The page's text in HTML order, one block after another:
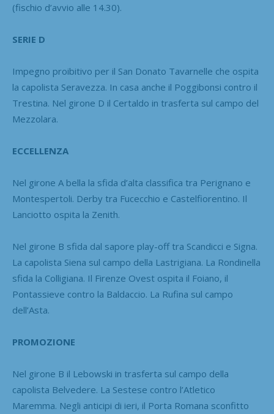
(fischio d’avvio alle 14.30).
SERIE D
Impegno proibitivo per il San Donato Tavarnelle che ospita
la capolista Seravezza. In casa anche il Poggibonsi contro il
Trestina. Nel girone D il Certaldo in trasferta sul campo del
Mezzolara.
ECCELLENZA
Nel girone A bella la sfida d’alta classifica tra Perignano e
Montespertoli. Derby tra Fucecchio e Castelfiorentino. Il
Lanciotto ospita la Zenith.
Nel girone B sfida dal sapore play-off tra Scandicci e Signa.
La capolista Siena sul campo della Lastrigiana. La Rondinella
sfida la Colligiana. Il Firenze Ovest ospita il Foiano, il
Pontassieve contro la Baldaccio. La Rufina sul campo
dell’Asta.
PROMOZIONE
Nel girone B il Lebowski in trasferta sul campo della
capolista Belvedere. La Sestese contro l’Atletico
Maremma. Negli anticipi di ieri, il Porta Romana sconfitto